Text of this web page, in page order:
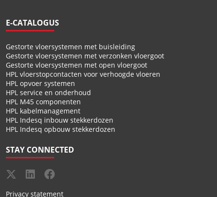
E-CATALOGUS
Gestorte vloersystemen met buisleiding
Gestorte vloersystemen met verzonken vloergoot
Gestorte vloersystemen met open vloergoot
HPL vloerstopcontacten voor verhoogde vloeren
HPL opvoer systemen
HPL service en onderhoud
HPL M45 componenten
HPL kabelmanagement
HPL Indesq inbouw stekkerdozen
HPL Indesq opbouw stekkerdozen
STAY CONNECTED
Privacy statement